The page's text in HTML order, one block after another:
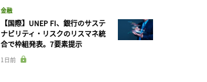
金融
【国際】UNEP FI、銀行のサステ
ナビリティ・リスクのリスマネ統
合で枠組発表。7要素提示
1日前